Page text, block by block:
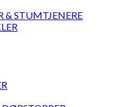
& STUMTJENERE